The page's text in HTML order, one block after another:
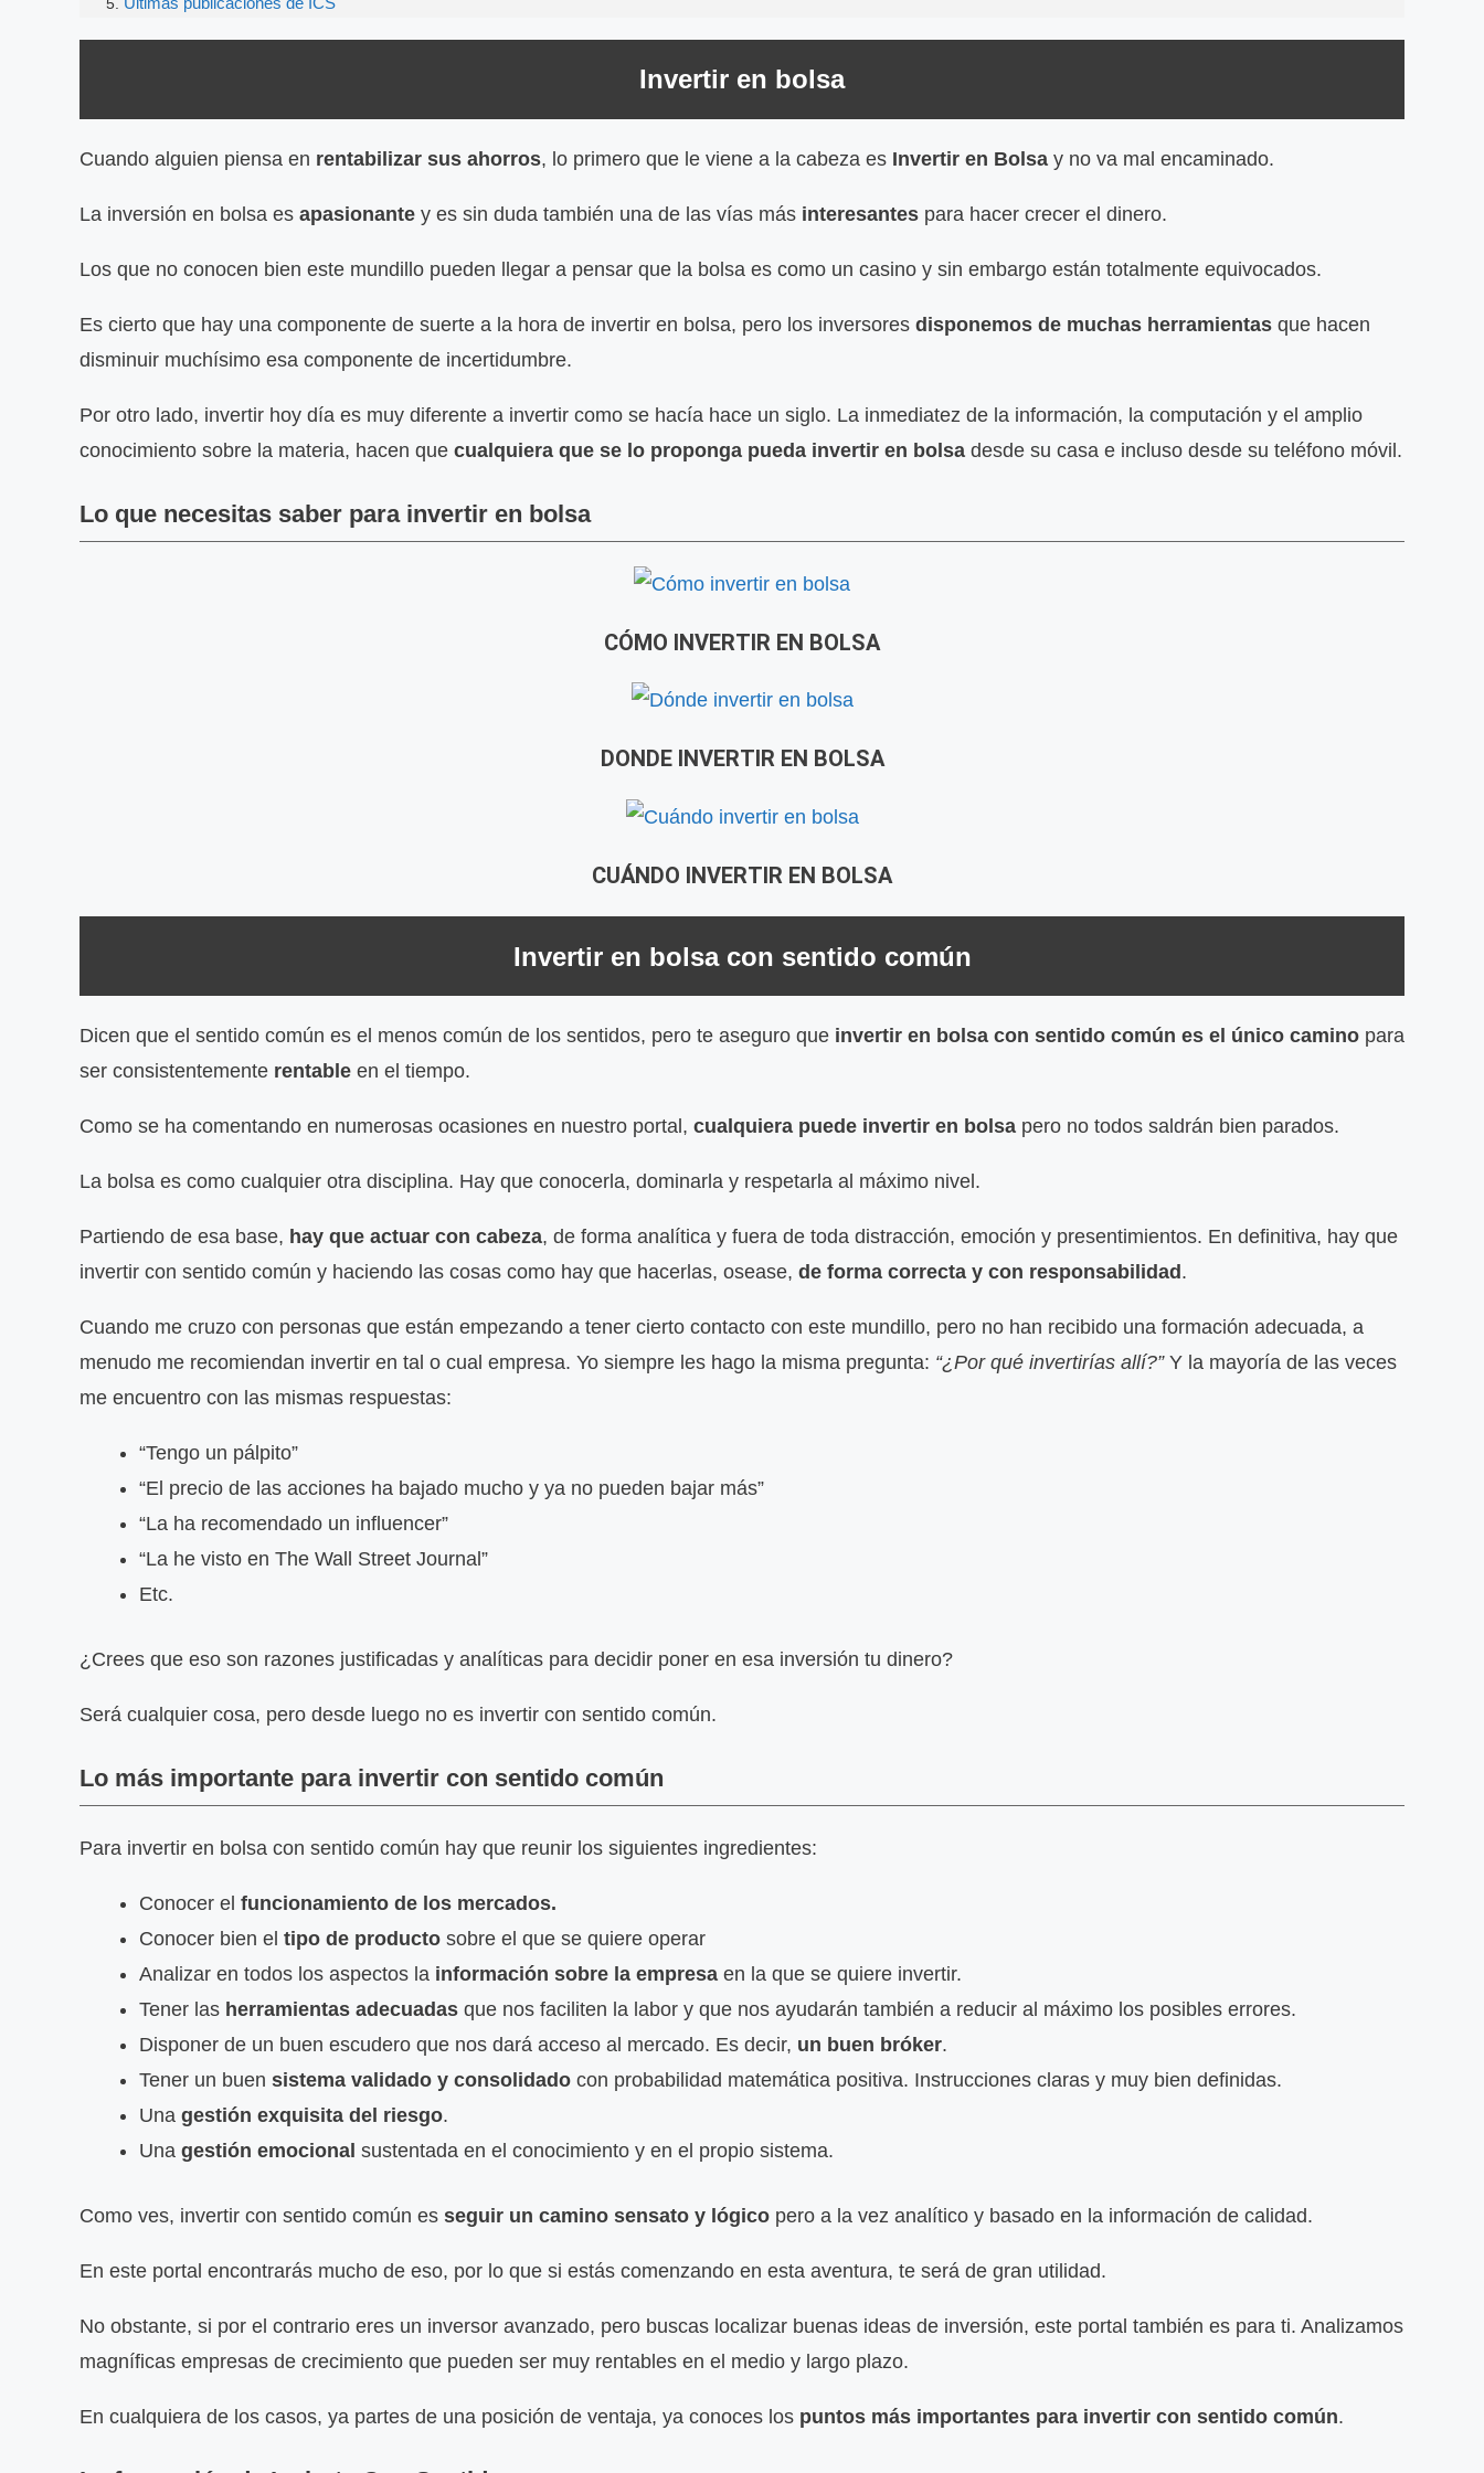
Invertir en bolsa
Cuando alguien piensa en rentabilizar sus ahorros, lo primero que le viene a la cabeza es Invertir en Bolsa y no va mal encaminado.
La inversión en bolsa es apasionante y es sin duda también una de las vías más interesantes para hacer crecer el dinero.
Los que no conocen bien este mundillo pueden llegar a pensar que la bolsa es como un casino y sin embargo están totalmente equivocados.
Es cierto que hay una componente de suerte a la hora de invertir en bolsa, pero los inversores disponemos de muchas herramientas que hacen
disminuir muchísimo esa componente de incertidumbre.
Por otro lado, invertir hoy día es muy diferente a invertir como se hacía hace un siglo. La inmediatez de la información, la computación y el amplio
conocimiento sobre la materia, hacen que cualquiera que se lo proponga pueda invertir en bolsa desde su casa e incluso desde su teléfono móvil.
Lo que necesitas saber para invertir en bolsa
CÓMO INVERTIR EN BOLSA
DONDE INVERTIR EN BOLSA
CUÁNDO INVERTIR EN BOLSA
Invertir en bolsa con sentido común
Dicen que el sentido común es el menos común de los sentidos, pero te aseguro que invertir en bolsa con sentido común es el único camino para
ser consistentemente rentable en el tiempo.
Como se ha comentando en numerosas ocasiones en nuestro portal, cualquiera puede invertir en bolsa pero no todos saldrán bien parados.
La bolsa es como cualquier otra disciplina. Hay que conocerla, dominarla y respetarla al máximo nivel.
Partiendo de esa base, hay que actuar con cabeza, de forma analítica y fuera de toda distracción, emoción y presentimientos. En definitiva, hay que
invertir con sentido común y haciendo las cosas como hay que hacerlas, osease, de forma correcta y con responsabilidad.
Cuando me cruzo con personas que están empezando a tener cierto contacto con este mundillo, pero no han recibido una formación adecuada, a
menudo me recomiendan invertir en tal o cual empresa. Yo siempre les hago la misma pregunta: “¿Por qué invertirías allí?”Y la mayoría de las veces
me encuentro con las mismas respuestas:
“Tengo un pálpito”
“El precio de las acciones ha bajado mucho y ya no pueden bajar más”
“La ha recomendado un influencer”
“La he visto en The Wall Street Journal”
Etc.
¿Crees que eso son razones justificadas y analíticas para decidir poner en esa inversión tu dinero?
Será cualquier cosa, pero desde luego no es invertir con sentido común.
Lo más importante para invertir con sentido común
Para invertir en bolsa con sentido común hay que reunir los siguientes ingredientes:
Conocer el funcionamiento de los mercados.
Conocer bien el tipo de producto sobre el que se quiere operar
Analizar en todos los aspectos la información sobre la empresa en la que se quiere invertir.
Tener las herramientas adecuadas que nos faciliten la labor y que nos ayudarán también a reducir al máximo los posibles errores.
Disponer de un buen escudero que nos dará acceso al mercado. Es decir, un buen bróker.
Tener un buen sistema validado y consolidado con probabilidad matemática positiva. Instrucciones claras y muy bien definidas.
Una gestión exquisita del riesgo.
Una gestión emocional sustentada en el conocimiento y en el propio sistema.
Como ves, invertir con sentido común es seguir un camino sensato y lógico pero a la vez analítico y basado en la información de calidad.
En este portal encontrarás mucho de eso, por lo que si estás comenzando en esta aventura, te será de gran utilidad.
No obstante, si por el contrario eres un inversor avanzado, pero buscas localizar buenas ideas de inversión, este portal también es para ti. Analizamos
magníficas empresas de crecimiento que pueden ser muy rentables en el medio y largo plazo.
En cualquiera de los casos, ya partes de una posición de ventaja, ya conoces los puntos más importantes para invertir con sentido común.